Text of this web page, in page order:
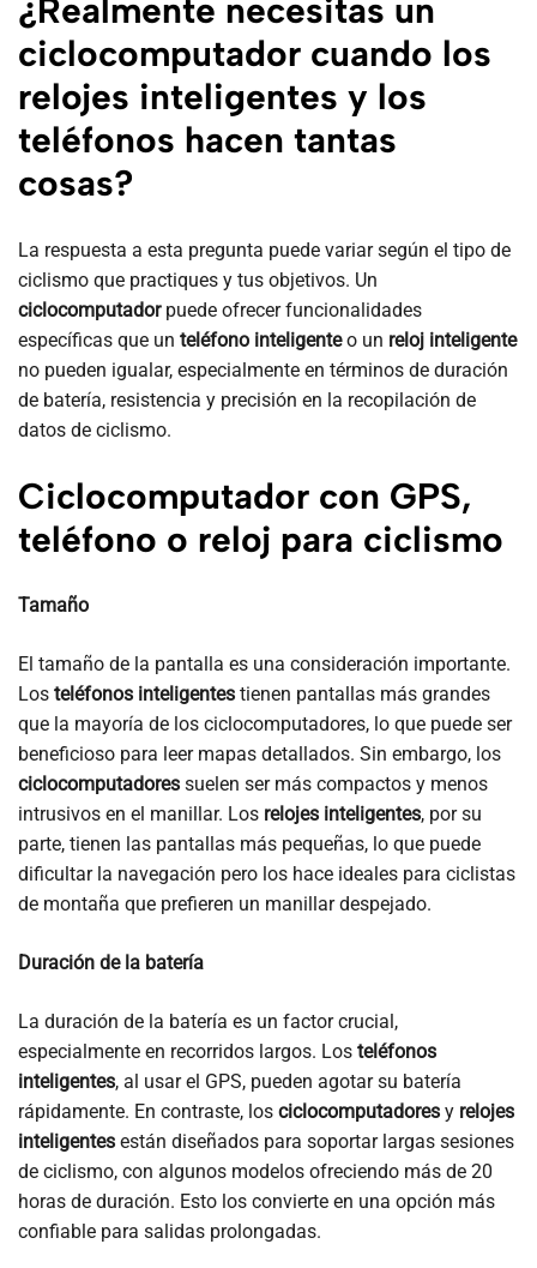
¿Realmente necesitas un
ciclocomputador cuando los
relojes inteligentes y los
teléfonos hacen tantas
cosas?
La respuesta a esta pregunta puede variar según el tipo de
ciclismo que practiques y tus objetivos. Un
ciclocomputadorpuede ofrecer funcionalidades
específicas que un teléfono inteligenteo un reloj inteligente
no pueden igualar, especialmente en términos de duración
de batería, resistencia y precisión en la recopilación de
datos de ciclismo.
Ciclocomputador con GPS,
teléfono o reloj para ciclismo
Tamaño
El tamaño de la pantalla es una consideración importante.
Los teléfonos inteligentes tienen pantallas más grandes
que la mayoría de los ciclocomputadores, lo que puede ser
beneficioso para leer mapas detallados. Sin embargo, los
ciclocomputadores suelen ser más compactos y menos
intrusivos en el manillar. Los relojes inteligentes, por su
parte, tienen las pantallas más pequeñas, lo que puede
dificultar la navegación pero los hace ideales para ciclistas
de montaña que prefieren un manillar despejado.
Duración de la batería
La duración de la batería es un factor crucial,
especialmente en recorridos largos. Los teléfonos
inteligentes, al usar el GPS, pueden agotar su batería
rápidamente. En contraste, los ciclocomputadores y relojes
inteligentes están diseñados para soportar largas sesiones
de ciclismo, con algunos modelos ofreciendo más de 20
horas de duración. Esto los convierte en una opción más
confiable para salidas prolongadas.